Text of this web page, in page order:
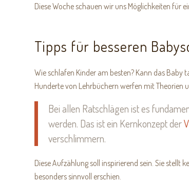
Diese Woche schauen wir uns Möglichkeiten für
Tipps für besseren
Wie schlafen Kinder am besten? Kann das Baby
Hunderte von Lehrbüchern werfen mit Theorien
Bei allen Ratschlägen ist es
werden. Das ist ein Kernkonzept der
verschlimmern.
Diese Aufzählung soll inspirierend sein. Sie stellt
besonders sinnvoll erschien.